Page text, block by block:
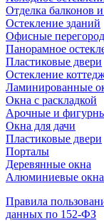
Отделка балконов
Остекление зданий
Офисные
Панорамное
Пластиковые двери
Остекление
Ламинированные
Окна с раскладкой
Арочные и
Окна для дачи
Пластиковые двери
Порталы
Деревянные окна
Алюминиевые окна
Правила
данных по 152-ФЗ